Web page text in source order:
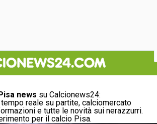
news su Calcionews24:
reale su partite, calciomercato
e tutte le novità sui nerazzurri.
per il calcio Pisa.